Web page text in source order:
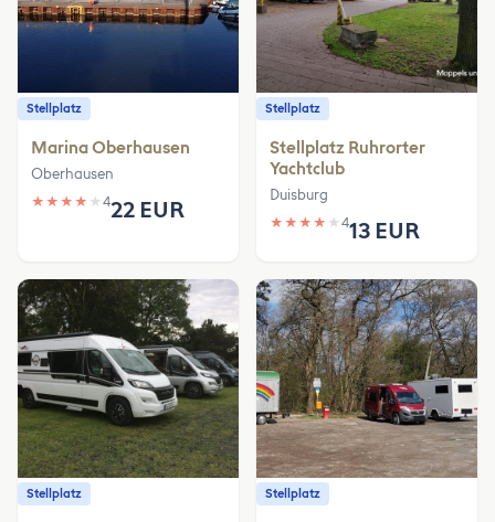
Stellplatz
Marina Oberhausen
Oberhausen
★ ★ ★ ★ ★ 422 EUR
Stellplatz
Stellplatz Ruhrorter
Yachtclub
Duisburg
★ ★ ★ ★ ★ 413 EUR
Stellplatz Stellplatz